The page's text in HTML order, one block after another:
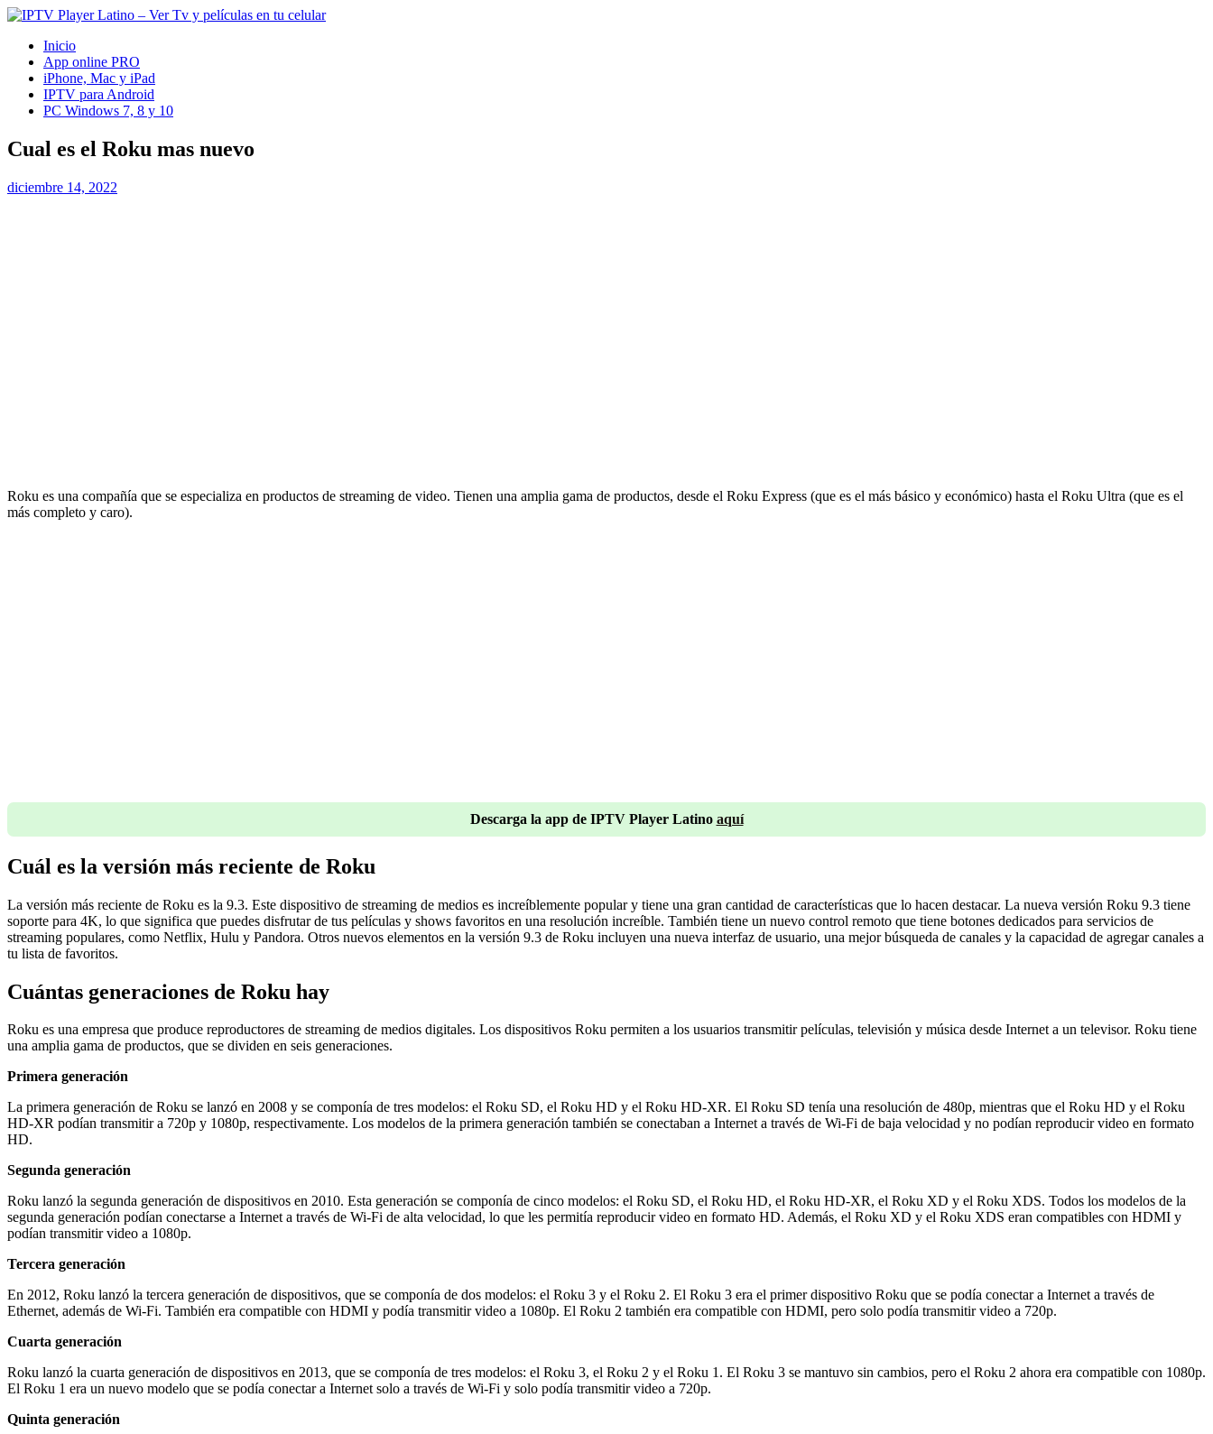
Inicio
App online PRO
iPhone, Mac y iPad
IPTV para Android
PC Windows 7, 8 y 10
Cual es el Roku mas nuevo
diciembre 14, 2022
Roku es una compañía que se especializa en productos de streaming de video. Tienen una amplia gama de productos, desde el Roku Express (que es el más básico y económico) hasta el Roku Ultra (que es el
más completo y caro).
Descarga la app de IPTV Player Latino aquí
Cuál es la versión más reciente de Roku
La versión más reciente de Roku es la 9.3. Este dispositivo de streaming de medios es increíblemente popular y tiene una gran cantidad de características que lo hacen destacar. La nueva versión Roku 9.3 tiene
soporte para 4K, lo que significa que puedes disfrutar de tus películas y shows favoritos en una resolución increíble. También tiene un nuevo control remoto que tiene botones dedicados para servicios de
streaming populares, como Netflix, Hulu y Pandora. Otros nuevos elementos en la versión 9.3 de Roku incluyen una nueva interfaz de usuario, una mejor búsqueda de canales y la capacidad de agregar canales a
tu lista de favoritos.
Cuántas generaciones de Roku hay
Roku es una empresa que produce reproductores de streaming de medios digitales. Los dispositivos Roku permiten a los usuarios transmitir películas, televisión y música desde Internet a un televisor. Roku tiene
una amplia gama de productos, que se dividen en seis generaciones.
Primera generación
La primera generación de Roku se lanzó en 2008 y se componía de tres modelos: el Roku SD, el Roku HD y el Roku HD-XR. El Roku SD tenía una resolución de 480p, mientras que el Roku HD y el Roku
HD-XR podían transmitir a 720p y 1080p, respectivamente. Los modelos de la primera generación también se conectaban a Internet a través de Wi-Fi de baja velocidad y no podían reproducir video en formato
HD.
Segunda generación
Roku lanzó la segunda generación de dispositivos en 2010. Esta generación se componía de cinco modelos: el Roku SD, el Roku HD, el Roku HD-XR, el Roku XD y el Roku XDS. Todos los modelos de la
segunda generación podían conectarse a Internet a través de Wi-Fi de alta velocidad, lo que les permitía reproducir video en formato HD. Además, el Roku XD y el Roku XDS eran compatibles con HDMI y
podían transmitir video a 1080p.
Tercera generación
En 2012, Roku lanzó la tercera generación de dispositivos, que se componía de dos modelos: el Roku 3 y el Roku 2. El Roku 3 era el primer dispositivo Roku que se podía conectar a Internet a través de
Ethernet, además de Wi-Fi. También era compatible con HDMI y podía transmitir video a 1080p. El Roku 2 también era compatible con HDMI, pero solo podía transmitir video a 720p.
Cuarta generación
Roku lanzó la cuarta generación de dispositivos en 2013, que se componía de tres modelos: el Roku 3, el Roku 2 y el Roku 1. El Roku 3 se mantuvo sin cambios, pero el Roku 2 ahora era compatible con 1080p.
El Roku 1 era un nuevo modelo que se podía conectar a Internet solo a través de Wi-Fi y solo podía transmitir video a 720p.
Quinta generación